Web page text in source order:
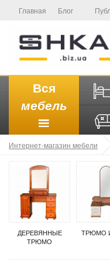
Главная Блог
Вся
мебель
Интернет-магазин мебели
ДЕРЕВЯННЫЕ
ТРЮМО
ТРЮМО